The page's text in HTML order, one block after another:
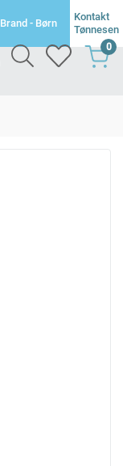
- Børn
Kontakt
Tønnesen
user
searchheart 0